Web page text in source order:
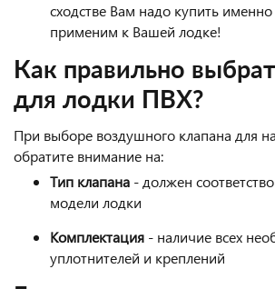
сходстве Вам надо купить
применим к Вашей лодке!
Как правильно
для лодки ПВХ?
При выборе воздушного клапана для
обратите внимание на:
Тип клапана - должен
модели лодки
Комплектация - наличие всех
уплотнителей и креплений